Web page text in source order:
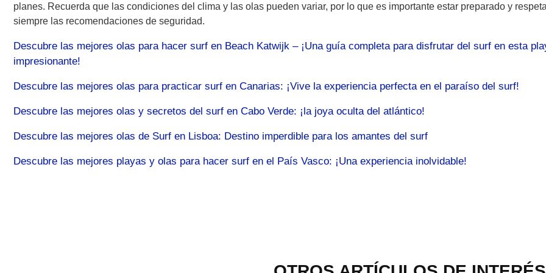
planes. Recuerda que las condiciones del clima y las olas pueden variar, por lo que es importante estar preparado y
siempre las recomendaciones de seguridad.
Descubre las mejores olas para hacer surf en Beach Katwijk – ¡Una guía completa para disfrutar del surf en esta
impresionante!
Descubre las mejores olas para practicar surf en Canarias: ¡Vive la experiencia perfecta en el paraíso del surf!
Descubre las mejores olas y secretos del surf en Cabo Verde: ¡la joya oculta del atlántico!
Descubre las mejores olas de Surf en Lisboa: Destino imperdible para los amantes del surf
Descubre las mejores playas y olas para hacer surf en el País Vasco: ¡Una experiencia inolvidable!